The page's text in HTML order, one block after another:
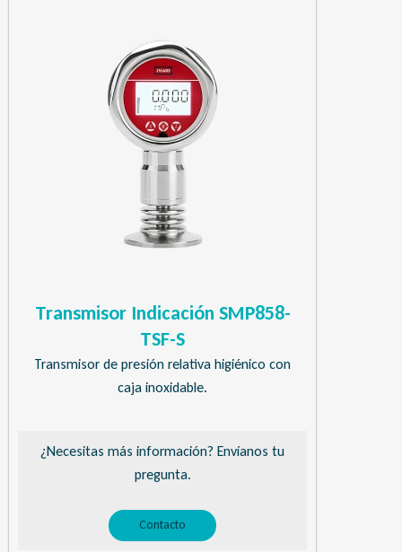
Transmisor Indicación SMP858-
TSF-S
Transmisor de presión relativa higiénico con
caja inoxidable.
¿Necesitas más información? Envíanos tu
pregunta.
Contacto